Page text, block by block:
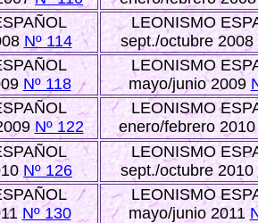
Nº 114
LEONISMO
sept./octubre 2008
Nº 118
LEONISMO
mayo/junio 2009
Nº 122
LEONISMO
enero/febrero
Nº 126
LEONISMO
sept./octubre 2010
Nº 130
LEONISMO
mayo/junio 2011